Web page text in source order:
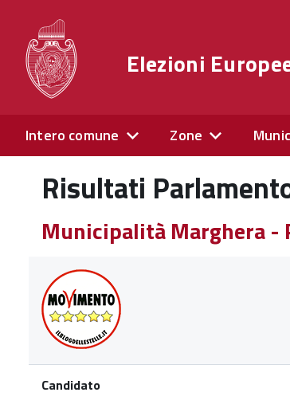
Elezioni
Intero comune Zone
Risultati
Municipalità Marghera -
Candidato